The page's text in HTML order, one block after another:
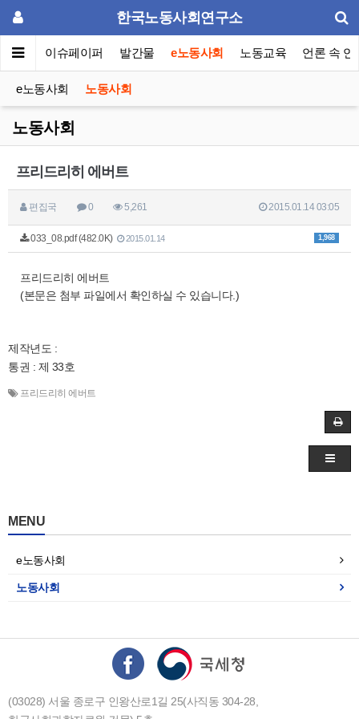
한국노동사회연구소
포럼 이슈페이퍼 발간물 e노동사회 노동교육 언론 속 연
e노동사회 노동사회
노동사회
프리드리히 에버트
편집국 0 5,261 2015.01.14 03:05
1,968
033_08.pdf (482.0K) 2015.01.14
프리드리히 에버트
(본문은 첨부 파일에서 확인하실 수 있습니다.)
제작년도 :
통권 : 제 33호
프리드리히 에버트
MENU
e노동사회
노동사회
(03028) 서울 종로구 인왕산로1길 25(사직동 304-28,